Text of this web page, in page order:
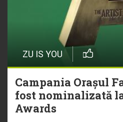
ZU IS YOU
Campania Orașul
fost nominalizată
Awards